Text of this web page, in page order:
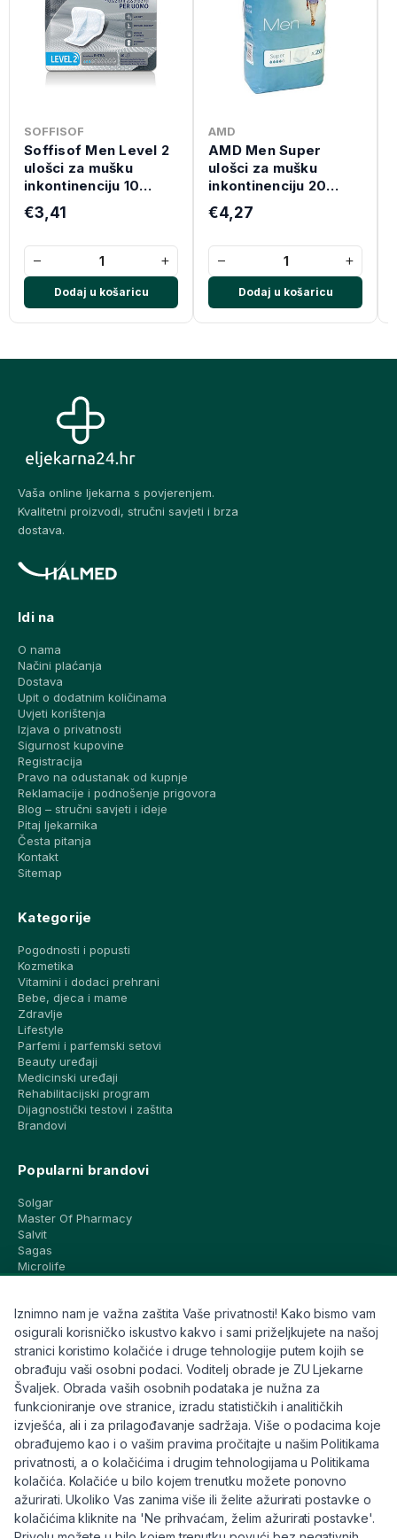
SOFFISOF
Soffisof Men Level 2
ulošci za mušku
inkontinenciju 10
komada
€3,41
− +
Dodaj u košaricu
AMD
AMD Men Super
ulošci za mušku
inkontinenciju 20
komada
€4,27
− +
Dodaj u košaricu
Vaša online ljekarna s povjerenjem.
Kvalitetni proizvodi, stručni savjeti i brza
dostava.
Idi na
O nama
Načini plaćanja
Dostava
Upit o dodatnim količinama
Uvjeti korištenja
Izjava o privatnosti
Sigurnost kupovine
Registracija
Pravo na odustanak od kupnje
Reklamacije i podnošenje prigovora
Blog – stručni savjeti i ideje
Pitaj ljekarnika
Česta pitanja
Kontakt
Sitemap
Kategorije
Pogodnosti i popusti
Kozmetika
Vitamini i dodaci prehrani
Bebe, djeca i mame
Zdravlje
Lifestyle
Parfemi i parfemski setovi
Beauty uređaji
Medicinski uređaji
Rehabilitacijski program
Dijagnostički testovi i zaštita
Brandovi
Popularni brandovi
Solgar
Master Of Pharmacy
Salvit
Sagas
Microlife
CeraVe
Eucerin
Avene
Bioderma
Svi brandovi
Info
Trebate pomoć ili imate pitanja?
+385 91 6191 901
info@eljekarna24.hr
Iznimno nam je važna zaštita Vaše privatnosti! Kako bismo vam
osigurali korisničko iskustvo kakvo i sami priželjkujete na našoj
stranici koristimo kolačiće i druge tehnologije putem kojih se
obrađuju vaši osobni podaci. Voditelj obrade je ZU Ljekarne
Švaljek. Obrada vaših osobnih podataka je nužna za
funkcioniranje ove stranice, izradu statističkih i analitičkih
izvješća, ali i za prilagođavanje sadržaja. Više o podacima koje
obrađujemo kao i o vašim pravima pročitajte u našim Politikama
privatnosti, a o kolačićima i drugim tehnologijama u Politikama
kolačića. Kolačiće u bilo kojem trenutku možete ponovno
ažurirati. Ukoliko Vas zanima više ili želite ažurirati postavke o
kolačićima kliknite na 'Ne prihvaćam, želim ažurirati postavke'.